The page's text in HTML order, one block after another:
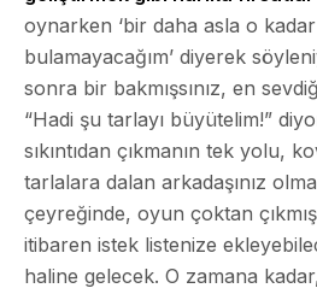
oynarken ‘bir daha asla o
bulamayacağım’ diyerek
sonra bir bakmışsınız, en
“Hadi şu tarlayı büyütelim!”
sıkıntıdan çıkmanın tek yolu,
tarlalara dalan arkadaşınız
çeyreğinde, oyun çoktan
itibaren istek listenize
haline gelecek. O zamana kadar,